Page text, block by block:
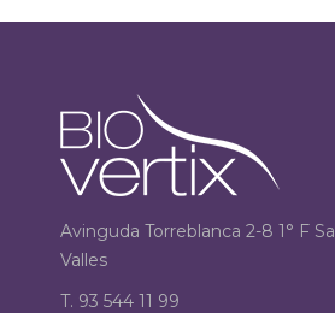
Avinguda Torreblanca 2-8 1° F
Valles
T. 93 544 11 99